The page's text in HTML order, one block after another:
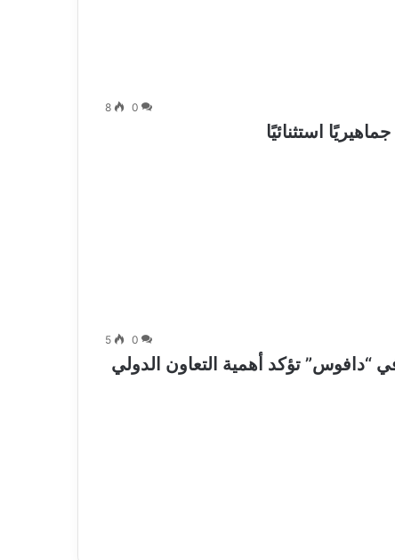
0
8
استثنائيًا
0
5
تؤكد أهمية التعاون الدولي